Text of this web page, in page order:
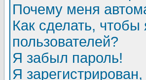
Почему меня
Как сделать,
пользователей?
Я забыл пароль!
Я